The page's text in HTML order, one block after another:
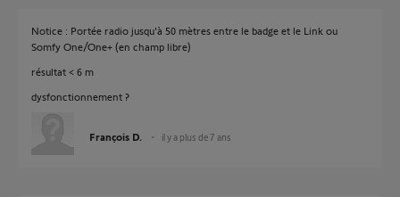
Notice : Portée radio jusqu'à 50 mètres entre le badge et le Link ou
Somfy One/One+ (en champ libre)
résultat < 6 m
dysfonctionnement ?
François D. il y a plus de 7 ans